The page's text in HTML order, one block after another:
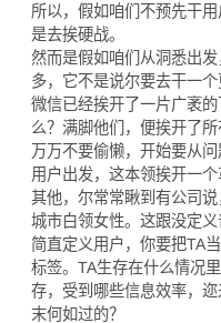
所以，假如咱们不预先干
是去挨硬战。
然而是假如咱们从洞悉出
多，它不是说尔要去干一
微信已经挨开了一片广袤
么？满脚他们，便挨开了所
万万不要偷懒，开始要从
用户出发，这本领挨开一个
其他，尔常常瞅到有公司
城市白领女性。这跟没定义
简直定义用户，你要把TA
标签。TA生存在什么情况
存，受到哪些信息效率，
末何如过的？